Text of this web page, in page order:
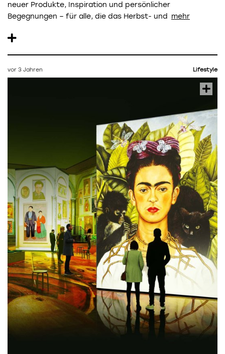
neuer Produkte, Inspiration und persönlicher
Begegnungen – für alle, die das Herbst- und
vor 3 Jahren Lifestyle